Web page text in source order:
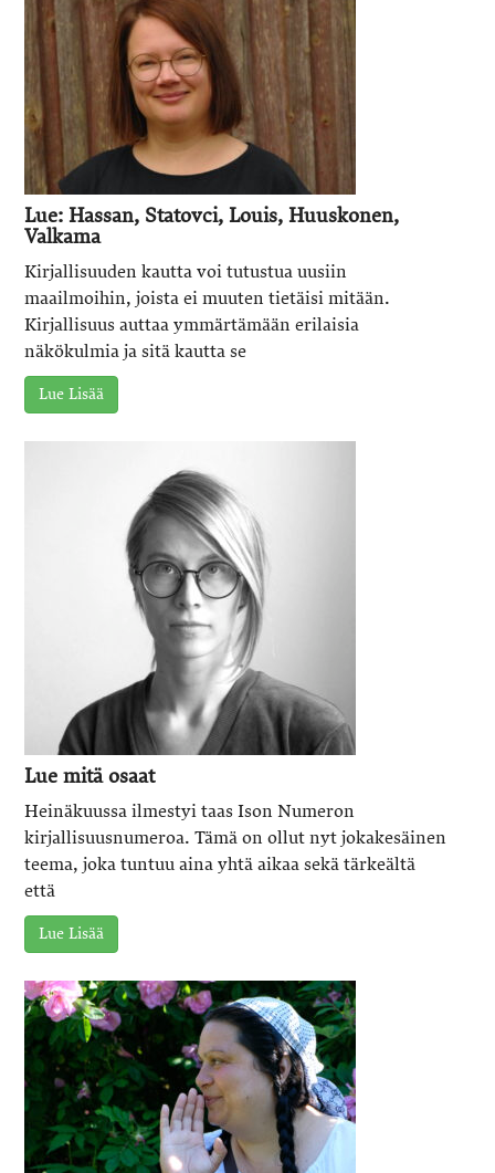
Lue: Hassan, Statovci, Louis, Huuskonen,
Valkama
Kirjallisuuden kautta voi tutustua uusiin
maailmoihin, joista ei muuten tietäisi mitään.
Kirjallisuus auttaa ymmärtämään erilaisia
näkökulmia ja sitä kautta se
Lue Lisää
Lue mitä osaat
Heinäkuussa ilmestyi taas Ison Numeron
kirjallisuusnumeroa. Tämä on ollut nyt jokakesäinen
teema, joka tuntuu aina yhtä aikaa sekä tärkeältä
että
Lue Lisää